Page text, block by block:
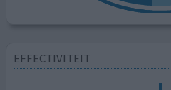
EFFECTIVITEIT